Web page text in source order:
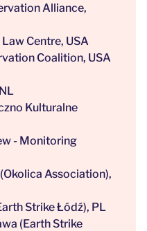
Alliance,
Centre, USA
Coalition, USA
Kulturalne
- Monitoring
Association),
Strike Łódź), PL
(Earth Strike